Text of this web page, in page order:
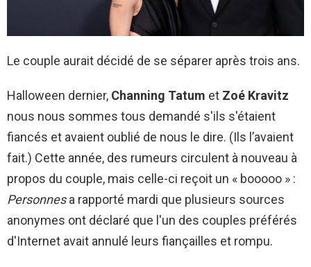
Le couple aurait décidé de se séparer après trois ans.
Halloween dernier, Channing Tatum et Zoé Kravitz
nous nous sommes tous demandé s'ils s'étaient
fiancés et avaient oublié de nous le dire. (Ils l’avaient
fait.) Cette année, des rumeurs circulent à nouveau à
propos du couple, mais celle-ci reçoit un « booooo » :
Personnesa rapporté mardi que plusieurs sources
anonymes ont déclaré que l'un des couples préférés
d'Internet avait annulé leurs fiançailles et rompu.